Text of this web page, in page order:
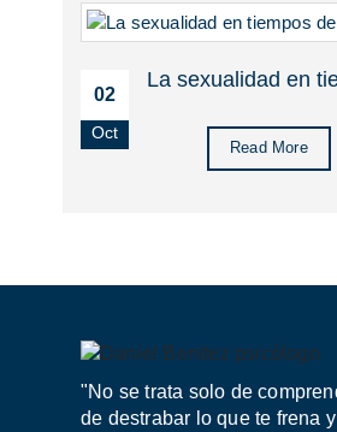
02
Oct
La sexualidad en
Read More
"No se trata solo de
de destrabar lo que te frena